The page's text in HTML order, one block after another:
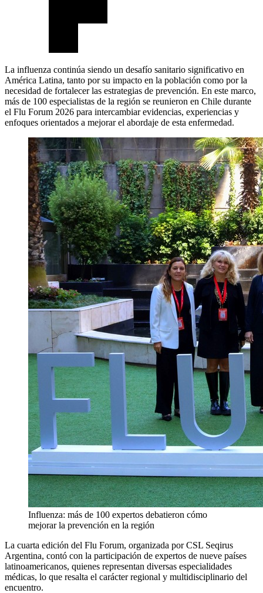
La influenza continúa siendo un desafío sanitario significativo en
América Latina, tanto por su impacto en la población como por la
necesidad de fortalecer las estrategias de prevención. En este marco,
más de 100 especialistas de la región se reunieron en Chile durante
el Flu Forum 2026 para intercambiar evidencias, experiencias y
enfoques orientados a mejorar el abordaje de esta enfermedad.
Influenza: más de 100 expertos debatieron cómo
mejorar la prevención en la región
La cuarta edición del Flu Forum, organizada por CSL Seqirus
Argentina, contó con la participación de expertos de nueve países
latinoamericanos, quienes representan diversas especialidades
médicas, lo que resalta el carácter regional y multidisciplinario del
encuentro.